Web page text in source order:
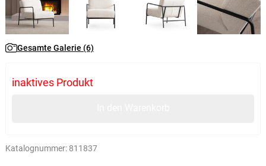
Gesamte Galerie (6)
inaktives Produkt
Katalognummer: 811837